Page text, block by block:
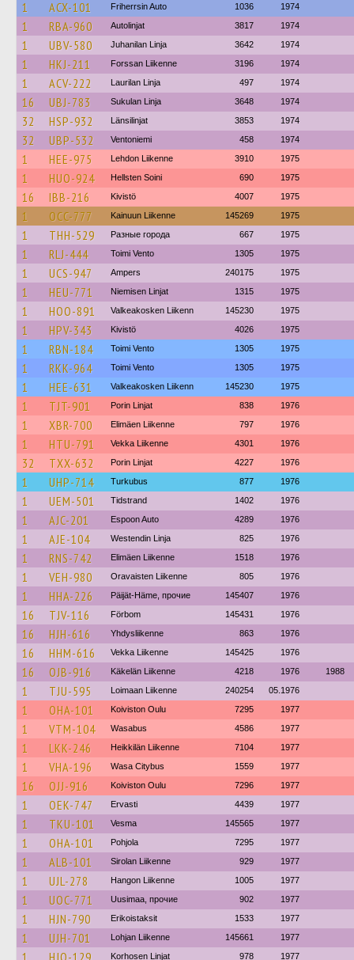
1 ACX-101 Friherrsin Auto 1036 1974
1 RBA-960 Autolinjat 3817 1974
1 UBV-580 Juhanilan Linja 3642 1974
1 HKJ-211 Forssan Liikenne 3196 1974
1 ACV-222 Laurilan Linja 497 1974
16 UBJ-783 Sukulan Linja 3648 1974
32 HSP-932 Länsilinjat 3853 1974
32 UBP-532 Ventoniemi 458 1974
1 HEE-975 Lehdon Liikenne 3910 1975
1 HUO-924 Hellsten Soini 690 1975
16 IBB-216 Kivistö 4007 1975
1 OCC-777 Kainuun Liikenne 145269 1975
1 THH-529 Разные города 667 1975
1 RLJ-444 Toimi Vento 1305 1975
1 UCS-947 Ampers 240175 1975
1 HEU-771 Niemisen Linjat 1315 1975
1 HOO-891 Valkeakosken Liikenn 145230 1975
1 HPV-343 Kivistö 4026 1975
1 RBN-184 Toimi Vento 1305 1975
1 RKK-964 Toimi Vento 1305 1975
1 HEE-631 Valkeakosken Liikenn 145230 1975
1 TJT-901 Porin Linjat 838 1976
1 XBR-700 Elimäen Liikenne 797 1976
1 HTU-791 Vekka Liikenne 4301 1976
32 TXX-632 Porin Linjat 4227 1976
1 UHP-714 Turkubus 877 1976
1 UEM-501 Tidstrand 1402 1976
1 AJC-201 Espoon Auto 4289 1976
1 AJE-104 Westendin Linja 825 1976
1 RNS-742 Elimäen Liikenne 1518 1976
1 VEH-980 Oravaisten Liikenne 805 1976
1 HHA-226 Päijät-Häme, прочие 145407 1976
16 TJV-116 Förbom 145431 1976
16 HJH-616 Yhdysliikenne 863 1976
16 HHM-616 Vekka Liikenne 145425 1976
16 OJB-916 Käkelän Liikenne 4218 1976 1988
1 TJU-595 Loimaan Liikenne 240254 05.1976
1 OHA-101 Koiviston Oulu 7295 1977
1 VTM-104 Wasabus 4586 1977
1 LKK-246 Heikkilän Liikenne 7104 1977
1 VHA-196 Wasa Citybus 1559 1977
16 OJJ-916 Koiviston Oulu 7296 1977
1 OEK-747 Ervasti 4439 1977
1 TKU-101 Vesma 145565 1977
1 OHA-101 Pohjola 7295 1977
1 ALB-101 Sirolan Liikenne 929 1977
1 UJL-278 Hangon Liikenne 1005 1977
1 UOC-771 Uusimaa, прочие 902 1977
1 HJN-790 Erikoistaksit 1533 1977
1 UJH-701 Lohjan Liikenne 145661 1977
1 HJO-129 Korhosen Linjat 978 1977